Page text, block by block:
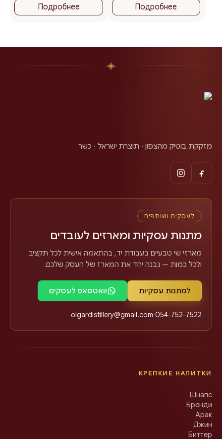
Подробнее
Подробнее
מזקקת בוטיק מהצפון · תוצרת ישראל · כשר
לעסקים ושותפים
מתנות עסקיות ומארזים לעובדים
מארזי שי טבעיים בעבודת יד, בהתאמה אישית לכל תקציב
ולכל כמות — נבנה יחד את המארז של העסק שלכם.
למתנות עסקיות וואטסאפ לעסקים
054-752-7522
·
olgardistillery@gmail.com
КРЕПКИЕ НАПИТКИ
Шнапс
Бренди
Арак
Джин
Биттер